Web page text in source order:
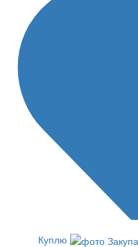
Куплю